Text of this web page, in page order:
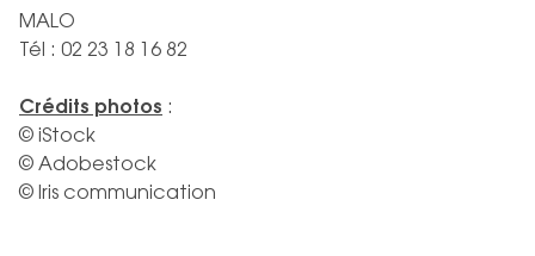
MALO
Tél : 02 23 18 16 82
Crédits photos :
© iStock
© Adobestock
© Iris communication